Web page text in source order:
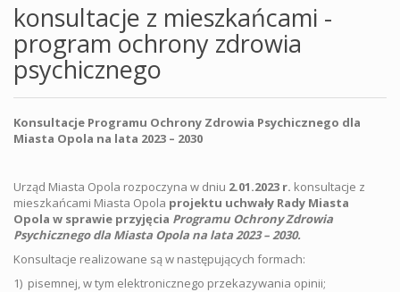
konsultacje z mieszkańcami -
program ochrony zdrowia
psychicznego
Konsultacje Programu Ochrony Zdrowia Psychicznego dla
Miasta Opola na lata 2023 – 2030
Urząd Miasta Opola rozpoczyna w dniu 2.01.2023 r. konsultacje z
mieszkańcami Miasta Opola projektu uchwały Rady Miasta
Opola w sprawie przyjęcia Programu Ochrony Zdrowia
Psychicznego dla Miasta Opola na lata 2023 – 2030.
Konsultacje realizowane są w następujących formach:
1) pisemnej, w tym elektronicznego przekazywania opinii;